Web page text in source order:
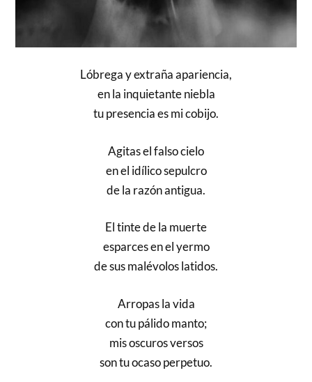
Lóbrega y extraña apariencia,
en la inquietante niebla
tu presencia es mi cobijo.
Agitas el falso cielo
en el idílico sepulcro
de la razón antigua.
El tinte de la muerte
esparces en el yermo
de sus malévolos latidos.
Arropas la vida
con tu pálido manto;
mis oscuros versos
son tu ocaso perpetuo.